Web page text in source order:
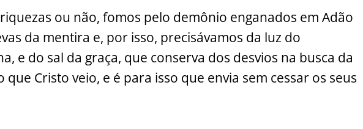
ou não, fomos pelo demônio enganados em Adão
da mentira e, por isso, precisávamos da luz do
e do sal da graça, que conserva dos desvios na busca da
que Cristo veio, e é para isso que envia sem cessar os seus